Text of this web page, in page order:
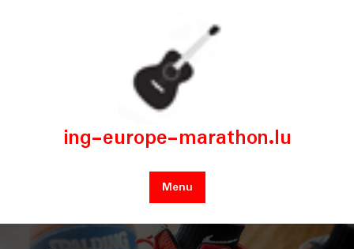
ing-europe-marathon.lu
Menu